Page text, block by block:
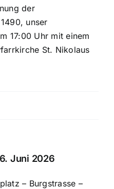
der
unser
17:00 Uhr mit einem
St. Nikolaus
Juni 2026
– Burgstrasse –